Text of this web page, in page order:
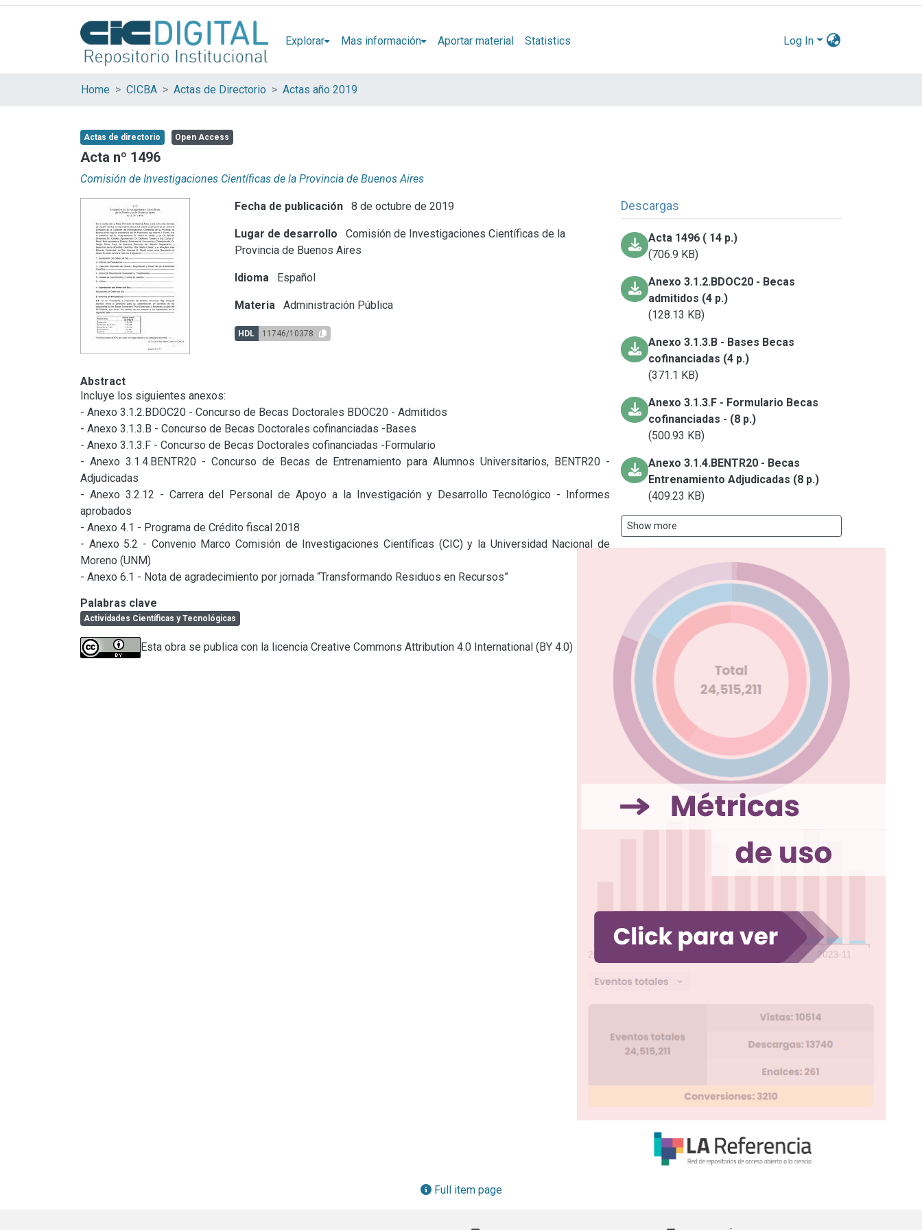
Explorar Mas información Aportar material Statistics Log In
Home CICBA Actas de Directorio Actas año 2019
Actas de directorio Open Access
Acta nº 1496
Comisión de Investigaciones Científicas de la Provincia de Buenos Aires
Fecha de publicación 8 de octubre de 2019
Lugar de desarrollo
Comisión de Investigaciones Científicas de la
Provincia de Buenos Aires
Idioma Español
Materia Administración Pública
HDL 11746/10378
Descargas
Acta 1496 ( 14 p.)
(706.9 KB)
Anexo 3.1.2.BDOC20 - Becas
admitidos (4 p.)
(128.13 KB)
Anexo 3.1.3.B - Bases Becas
cofinanciadas (4 p.)
(371.1 KB)
Anexo 3.1.3.F - Formulario Becas
cofinanciadas - (8 p.)
(500.93 KB)
Anexo 3.1.4.BENTR20 - Becas
Entrenamiento Adjudicadas (8 p.)
(409.23 KB)
Show more
Abstract
Incluye los siguientes anexos:
- Anexo 3.1.2.BDOC20 - Concurso de Becas Doctorales BDOC20 - Admitidos
- Anexo 3.1.3.B - Concurso de Becas Doctorales cofinanciadas -Bases
- Anexo 3.1.3.F - Concurso de Becas Doctorales cofinanciadas -Formulario
- Anexo 3.1.4.BENTR20 - Concurso de Becas de Entrenamiento para Alumnos Universitarios, BENTR20 -
Adjudicadas
- Anexo 3.2.12 - Carrera del Personal de Apoyo a la Investigación y Desarrollo Tecnológico - Informes
aprobados
- Anexo 4.1 - Programa de Crédito fiscal 2018
- Anexo 5.2 - Convenio Marco Comisión de Investigaciones Científicas (CIC) y la Universidad Nacional de
Moreno (UNM)
- Anexo 6.1 - Nota de agradecimiento por jornada “Transformando Residuos en Recursos”
Palabras clave
Actividades Científicas y Tecnológicas
Esta obra se publica con la licencia Creative Commons Attribution 4.0 International (BY 4.0)
Full item page